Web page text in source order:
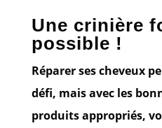
Une crinière
possible !
Réparer ses cheveux
défi, mais avec les
produits appropriés,